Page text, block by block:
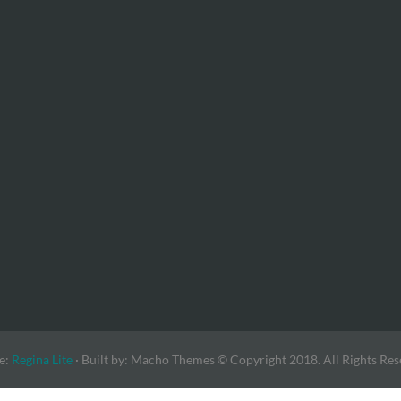
Regina Lite · Built by: Macho Themes© Copyright 2018. All Rights